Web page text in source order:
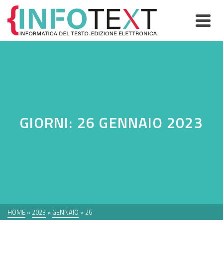
GIORNI: 26 GENNAIO 2023
HOME » 2023 » GENNAIO » 26